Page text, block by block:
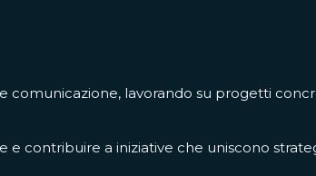
comunicazione, lavorando su progetti
contribuire a iniziative che uniscono